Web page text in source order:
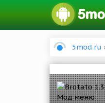
5mod.ru